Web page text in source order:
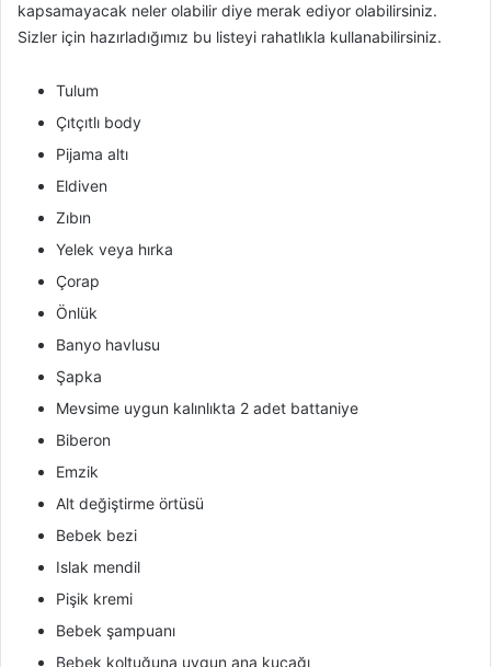
kapsamayacak neler olabilir diye merak ediyor olabilirsiniz.
Sizler için hazırladığımız bu listeyi rahatlıkla kullanabilirsiniz.
Tulum
Çıtçıtlı body
Pijama altı
Eldiven
Zıbın
Yelek veya hırka
Çorap
Önlük
Banyo havlusu
Şapka
Mevsime uygun kalınlıkta 2 adet battaniye
Biberon
Emzik
Alt değiştirme örtüsü
Bebek bezi
Islak mendil
Pişik kremi
Bebek şampuanı
Bebek koltuğuna uygun ana kucağı